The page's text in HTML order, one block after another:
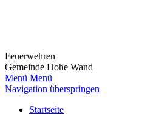
Feuerwehren
Gemeinde Hohe Wand
Menü Menü
Navigation überspringen
Startseite